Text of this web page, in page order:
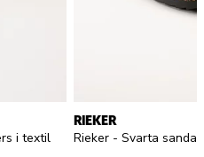
i textil
RIEKER
Rieker - Svarta